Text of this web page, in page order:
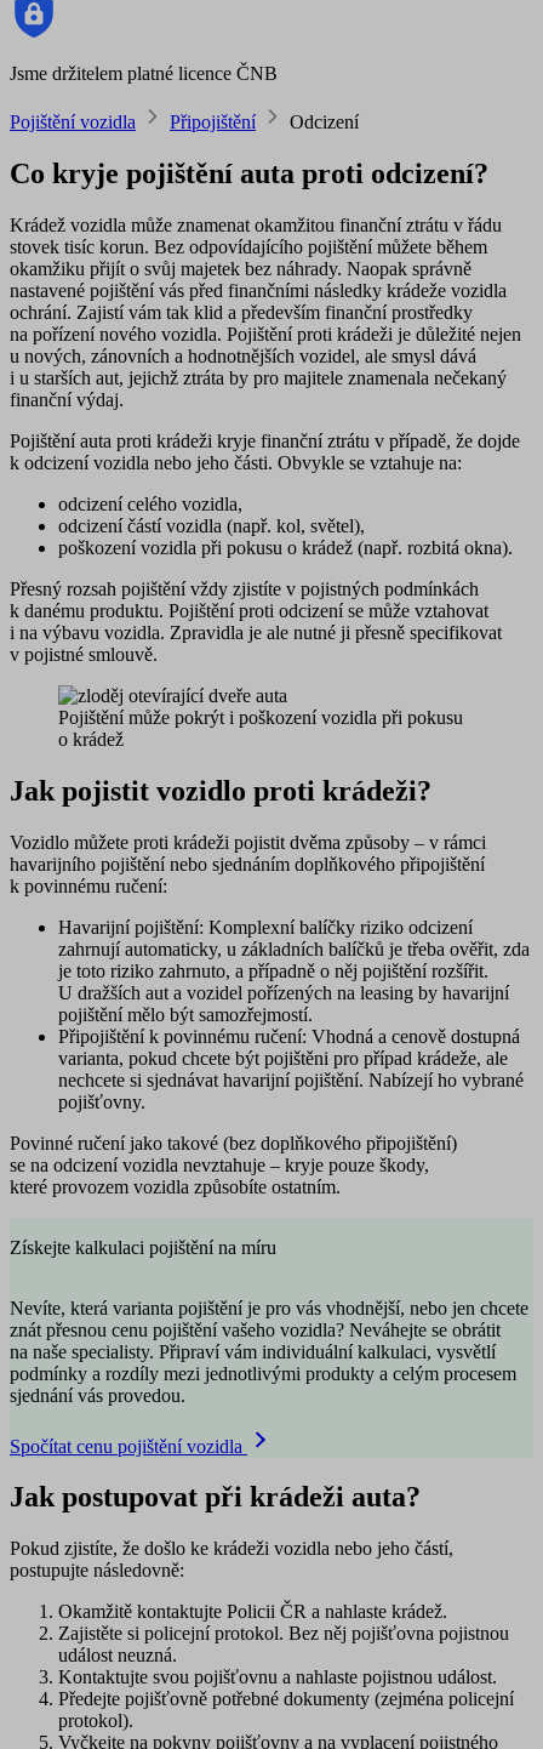
Jsme držitelem platné licence ČNB
Pojištění vozidla Připojištění Odcizení
Co kryje pojištění auta proti odcizení?
Krádež vozidla může znamenat okamžitou finanční ztrátu v řádu
stovek tisíc korun. Bez odpovídajícího pojištění můžete během
okamžiku přijít o svůj majetek bez náhrady. Naopak správně
nastavené pojištění vás před finančními následky krádeže vozidla
ochrání. Zajistí vám tak klid a především finančníprostředky
na pořízení nového vozidla. Pojištění proti krádeži je důležité nejen
u nových, zánovních a hodnotnějších vozidel, ale smysl dává
i u starších aut, jejichž ztráta by pro majitele znamenala nečekaný
finanční výdaj.
Pojištění auta proti krádeži kryje finanční ztrátu v případě, že dojde
k odcizení vozidla nebo jeho části. Obvykle se vztahuje na:
odcizení celého vozidla,
odcizení částí vozidla (např. kol, světel),
poškození vozidla při pokusu o krádež (např. rozbitá okna).
Přesný rozsah pojištění vždy zjistíte v pojistných podmínkách
k danému produktu. Pojištění proti odcizení se může vztahovat
i na výbavu vozidla. Zpravidla je ale nutné ji přesně specifikovat
v pojistné smlouvě.
Pojištění může pokrýt i poškození vozidla při pokusu
o krádež
Jak pojistit vozidlo proti krádeži?
Vozidlo můžete proti krádeži pojistit dvěma způsoby – v rámci
havarijního pojištění nebo sjednáním doplňkového připojištění
k povinnému ručení:
Havarijní pojištění: Komplexní balíčky riziko odcizení
zahrnují automaticky, u základních balíčků je třeba ověřit, zda
je toto riziko zahrnuto, a případně o něj pojištění rozšířit.
U dražších aut a vozidel pořízených na leasing by havarijní
pojištění mělo být samozřejmostí.
Připojištění k povinnému ručení: Vhodná a cenově dostupná
varianta, pokud chcete být pojištěni pro případ krádeže, ale
nechcete si sjednávat havarijní pojištění. Nabízejí ho vybrané
pojišťovny.
Povinné ručení jako takové (bez doplňkového připojištění)
se na odcizení vozidla nevztahuje – kryje pouze škody,
které provozem vozidla způsobíte ostatním.
Získejte kalkulaci pojištění na míru
Nevíte, která varianta pojištění je pro vás vhodnější, nebo jen chcete
znát přesnou cenu pojištění vašeho vozidla? Neváhejte se obrátit
na naše specialisty. Připraví vám individuální kalkulaci, vysvětlí
podmínky a rozdíly mezi jednotlivými produkty a celým procesem
sjednání vás provedou.
Spočítat cenu pojištění vozidla
Jak postupovat při krádeži auta?
Pokud zjistíte, že došlo ke krádeži vozidla nebo jeho částí,
postupujte následovně:
Okamžitě kontaktujte Policii ČR a nahlaste krádež.
Zajistěte si policejní protokol. Bez něj pojišťovna pojistnou
událost neuzná.
Kontaktujte svou pojišťovnu a nahlaste pojistnou událost.
Předejte pojišťovně potřebné dokumenty (zejména policejní
protokol).
Vyčkejte na pokyny pojišťovny a na vyplacení pojistného